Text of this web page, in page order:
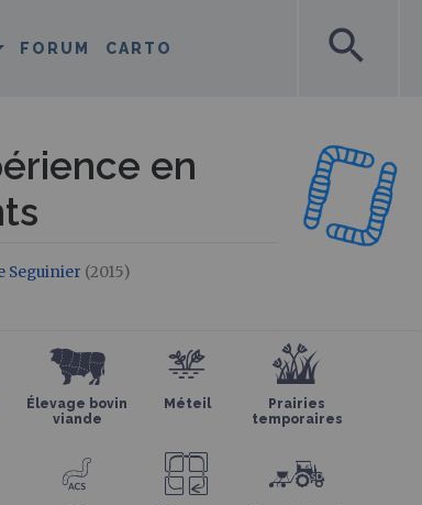
FORUM CARTO search
en
Seguinier (2015)
Élevage bovin
viande
Méteil
Prairies
temporaires